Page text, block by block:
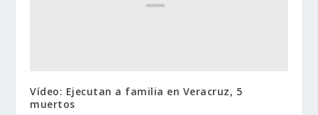
Vídeo: Ejecutan a familia en Veracruz, 5
muertos